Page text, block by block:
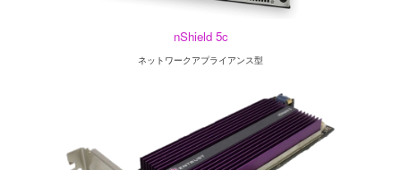
nShield 5c
ネットワークアプライアンス型